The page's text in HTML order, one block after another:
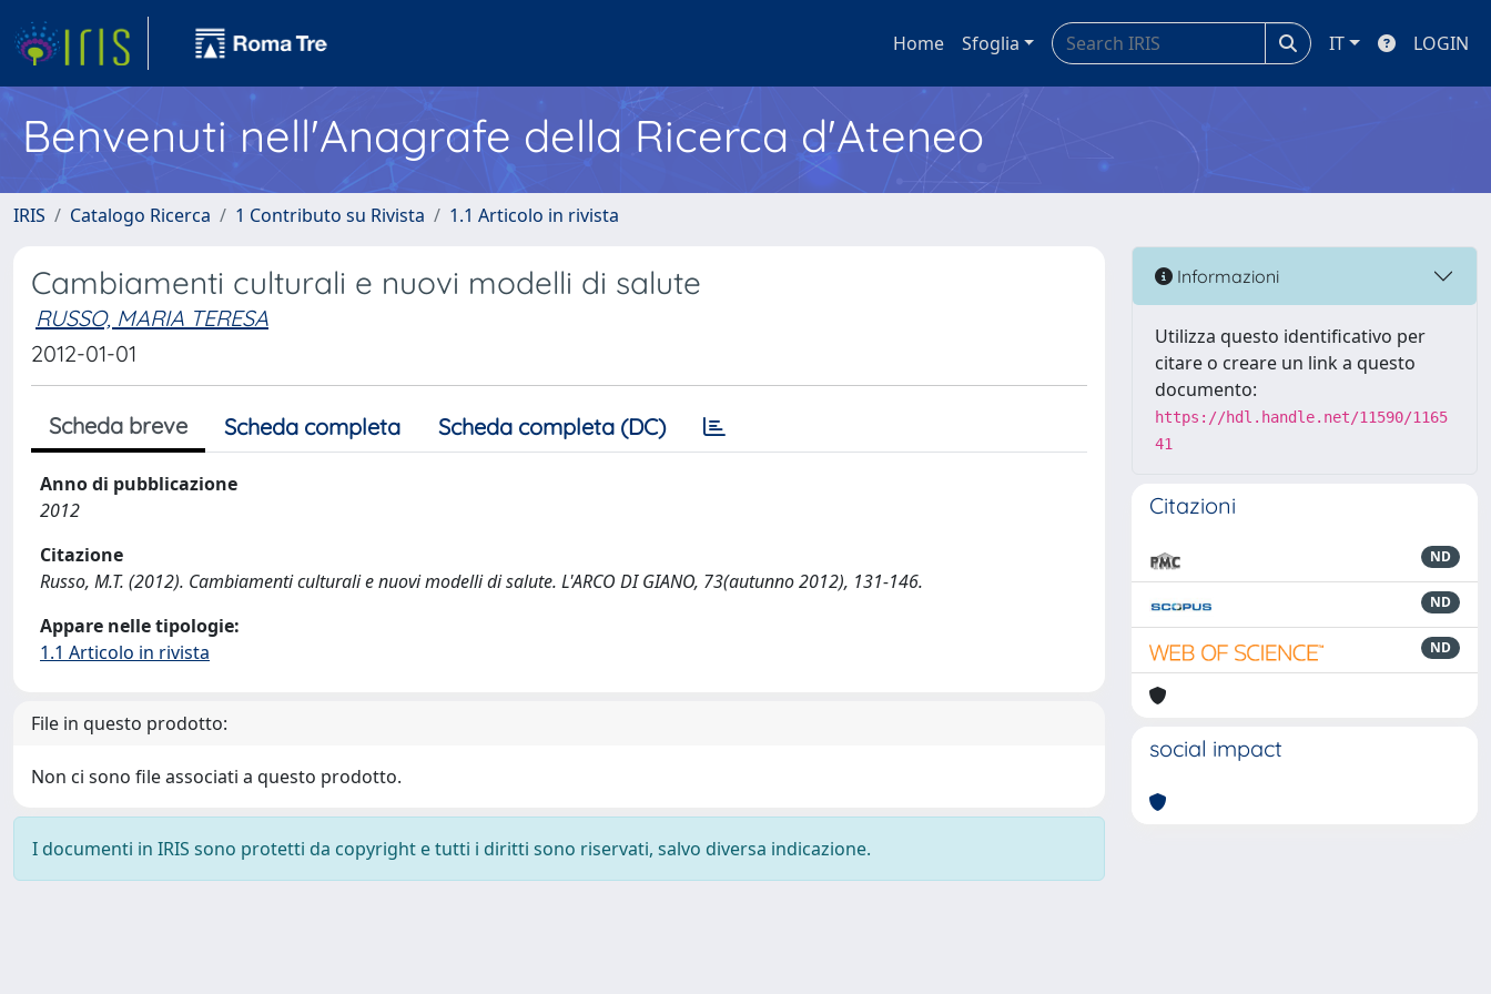
Home Sfoglia IT LOGIN
Benvenuti nell'Anagrafe della Ricerca d'Ateneo
IRIS Catalogo Ricerca 1 Contributo su Rivista 1.1 Articolo in rivista
Cambiamenti culturali e nuovi modelli di salute
RUSSO, MARIA TERESA
2012-01-01
Scheda breve Scheda completa Scheda completa (DC)
Anno di pubblicazione
2012
Citazione
Russo, M.T. (2012). Cambiamenti culturali e nuovi modelli di salute. L'ARCO DI GIANO, 73(autunno 2012), 131-146.
Appare nelle tipologie:
1.1 Articolo in rivista
File in questo prodotto:
Non ci sono file associati a questo prodotto.
I documenti in IRIS sono protetti da copyright e tutti i diritti sono riservati, salvo diversa indicazione.
Informazioni
Utilizza questo identificativo per
citare o creare un link a questo
documento:
https://hdl.handle.net/11590/1165
41
Citazioni
ND
ND
ND
social impact